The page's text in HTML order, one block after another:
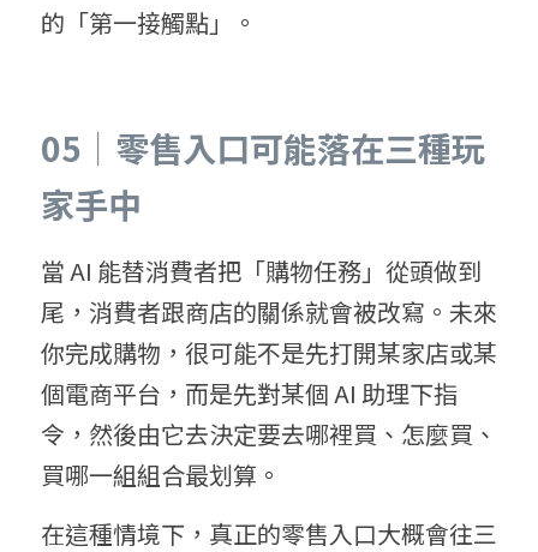
的「第一接觸點」。
05｜零售入口可能落在三種玩
家手中
當 AI 能替消費者把「購物任務」從頭做到
尾，消費者跟商店的關係就會被改寫。未來
你完成購物，很可能不是先打開某家店或某
個電商平台，而是先對某個 AI 助理下指
令，然後由它去決定要去哪裡買、怎麼買、
買哪一組組合最划算。
在這種情境下，真正的零售入口大概會往三